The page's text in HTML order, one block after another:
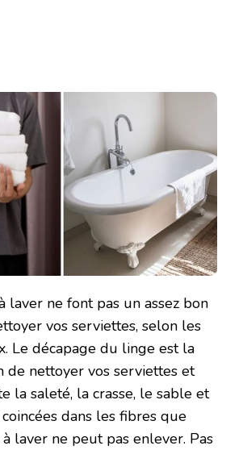
laver ne font pas un assez bon
vos serviettes, selon les
Le décapage du linge est la
de nettoyer vos serviettes et
la saleté, la crasse, le sable et
dans les fibres que
laver ne peut pas enlever. Pas